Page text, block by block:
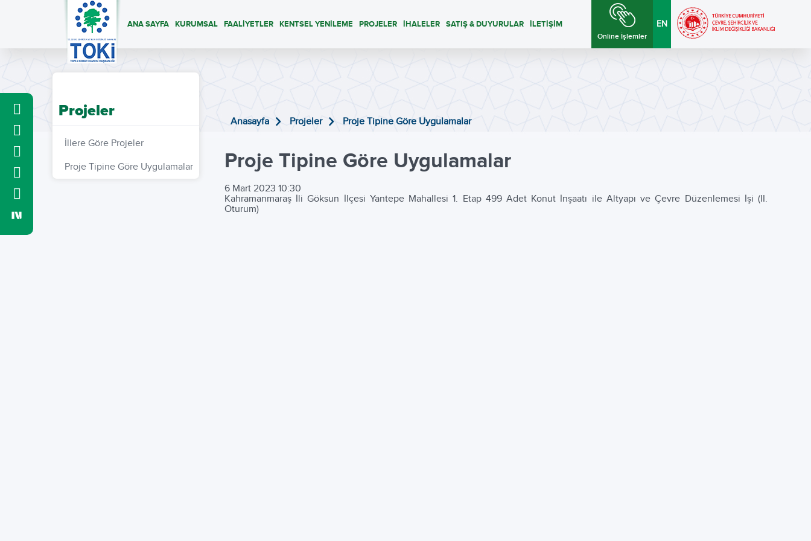
ANA SAYFA KURUMSAL FAALİYETLER KENTSEL YENİLEME PROJELER İHALELER SATIŞ & DUYURULAR İLETİŞİM
Online İşlemler
EN
Projeler
İllere Göre Projeler
Proje Tipine Göre Uygulamalar
Anasayfa Projeler Proje Tipine Göre Uygulamalar
Proje Tipine Göre Uygulamalar
6 Mart 2023 10:30
Kahramanmaraş İli Göksun İlçesi Yantepe Mahallesi 1. Etap 499 Adet Konut İnşaatı ile Altyapı ve Çevre Düzenlemesi İşi (II.
Oturum)